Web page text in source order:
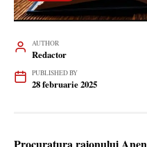
AUTHOR
Redactor
PUBLISHED BY
28 februarie 2025